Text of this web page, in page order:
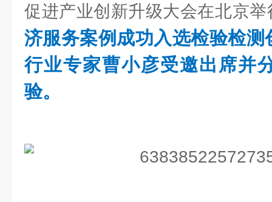
促进产业创新升级大会在北京举
济服务案例成功入选检验检
行业专家曹小彦受邀出席并
验。